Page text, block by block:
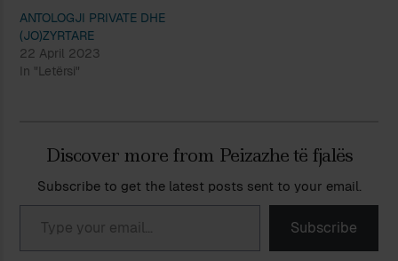
ANTOLOGJI PRIVATE DHE
(JO)ZYRTARE
22 April 2023
In "Letërsi"
Discover more from Peizazhe të fjalës
Subscribe to get the latest posts sent to your email.
Type your email…
Subscribe